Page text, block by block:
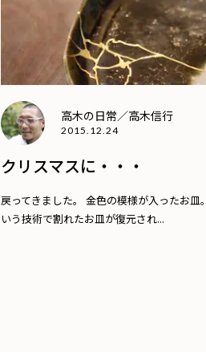
高木の日常／高木信行
2015.12.24
クリスマスに・・・
戻ってきました。 金色の模様が入ったお皿
いう技術で割れたお皿が復元され...